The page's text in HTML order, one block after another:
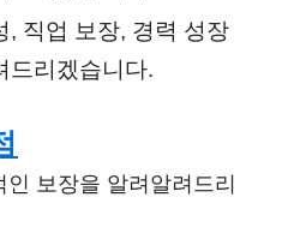
, 직업 보장, 경력 성장
드리겠습니다.
보장을 알려알려드리